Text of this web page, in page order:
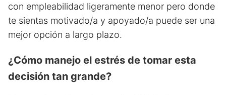
con empleabilidad ligeramente menor pero donde
te sientas motivado/a y apoyado/a puede ser una
mejor opción a largo plazo.
¿Cómo manejo el estrés de tomar esta
decisión tan grande?